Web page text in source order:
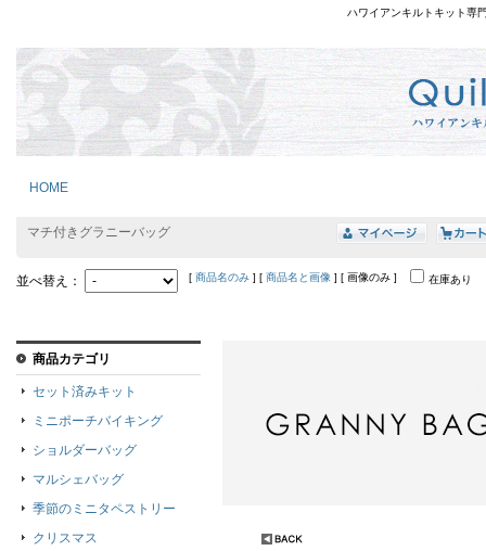
ハワイアンキルトキット専
HOME
マチ付きグラニーバッグ
並べ替え： [ 商品名のみ ] [ 商品名と画像 ] [ 画像のみ ] 在庫あり
商品カテゴリ
セット済みキット
ミニポーチバイキング
ショルダーバッグ
マルシェバッグ
季節のミニタペストリー
クリスマス